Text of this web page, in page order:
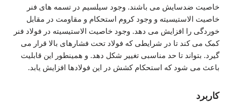
خاصیت ضدسایش می باشند. وجود سیلسیم در تسمه های فنر
خاصیت الاستیسیته و وجود کروم استحکام و مقاومت در مقابل
خوردگی را افزایش می دهد. وجود خاصیت الاستیسیته در فولاد فنر
کمک می کند تا در شرایطی که فولاد تحت فشارهای بالا قرار می
گیرد. بتواند تا حد مناسبی تغییر شکل دهد. و همینطور این قابلیت
باعث می شود که استحکام کشش در این فولادها افزایش یابد.
کاربرد